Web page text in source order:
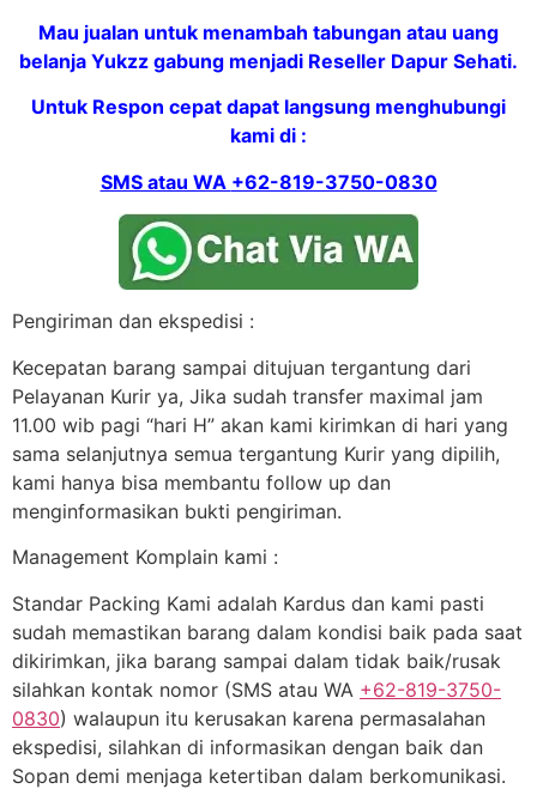
Mau jualan untuk menambah tabungan atau uang
belanja Yukzz gabung menjadi Reseller Dapur Sehati.
Untuk Respon cepat dapat langsung menghubungi
kami di :
SMS atau WA +62-819-3750-0830
Pengiriman dan ekspedisi :
Kecepatan barang sampai ditujuan tergantung dari
Pelayanan Kurir ya, Jika sudah transfer maximal jam
11.00 wib pagi “hari H” akan kami kirimkan di hari yang
sama selanjutnya semua tergantung Kurir yang dipilih,
kami hanya bisa membantu follow up dan
menginformasikan bukti pengiriman.
Management Komplain kami :
Standar Packing Kami adalah Kardus dan kami pasti
sudah memastikan barang dalam kondisi baik pada saat
dikirimkan, jika barang sampai dalam tidak baik/rusak
silahkan kontak nomor (SMS atau WA +62-819-3750-
0830) walaupun itu kerusakan karena permasalahan
ekspedisi, silahkan di informasikan dengan baik dan
Sopan demi menjaga ketertiban dalam berkomunikasi.